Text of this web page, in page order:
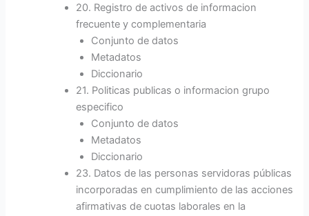
20. Registro de activos de informacion
frecuente y complementaria
Conjunto de datos
Metadatos
Diccionario
21. Politicas publicas o informacion grupo
especifico
Conjunto de datos
Metadatos
Diccionario
23. Datos de las personas servidoras públicas
incorporadas en cumplimiento de las acciones
afirmativas de cuotas laborales en la